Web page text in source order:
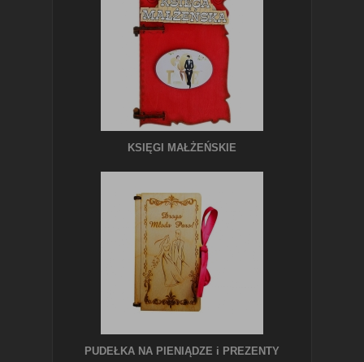
KSIĘGI MAŁŻEŃSKIE
PUDEŁKA NA PIENIĄDZE i PREZENTY